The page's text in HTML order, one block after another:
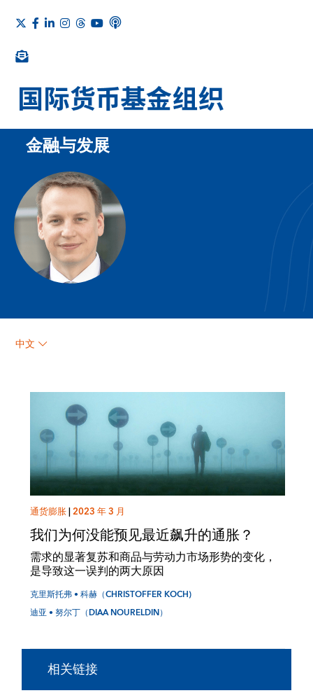
金融与发展
克里斯托弗 • 科赫
（CHRISTOFFER KOCH)
中文
通货膨胀|2023 年 3 月
我们为何没能预见最近飙升的通胀？
需求的显著复苏和商品与劳动力市场形势的变化，
是导致这一误判的两大原因
克里斯托弗 • 科赫（CHRISTOFFER KOCH)
迪亚 • 努尔丁（DIAA NOURELDIN）
相关链接